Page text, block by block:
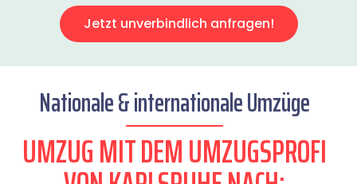
Jetzt unverbindlich anfragen!
Nationale & internationale Umzüge
UMZUG MIT DEM UMZUGSPROFI